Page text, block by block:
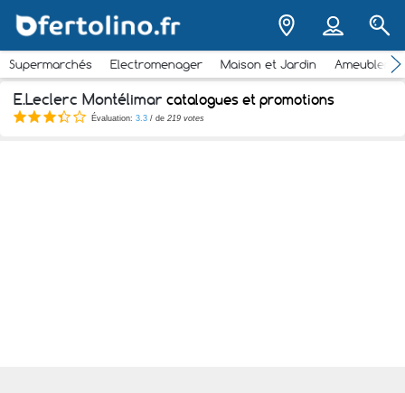
Supermarchés Electromenager Maison et Jardin
E.Leclerc Montélimar catalogues et promotions
Évaluation: 3.3 / de 219 votes